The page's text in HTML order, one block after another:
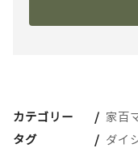
カテゴリー
家百
タグ
ダイ